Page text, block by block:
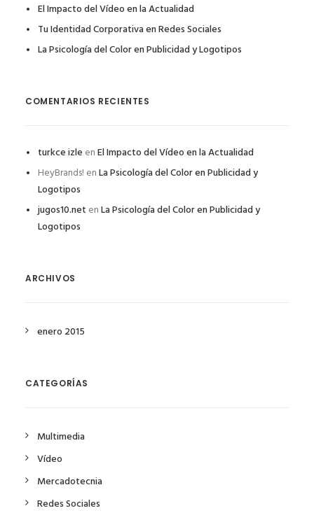
El Impacto del Vídeo en la Actualidad
Tu Identidad Corporativa en Redes Sociales
La Psicología del Color en Publicidad y Logotipos
COMENTARIOS RECIENTES
turkce izle enEl Impacto del Vídeo en la Actualidad
HeyBrands! enLa Psicología del Color en Publicidad y
Logotipos
jugos10.net enLa Psicología del Color en Publicidad y
Logotipos
ARCHIVOS
enero 2015
CATEGORÍAS
Multimedia
Vídeo
Mercadotecnia
Redes Sociales